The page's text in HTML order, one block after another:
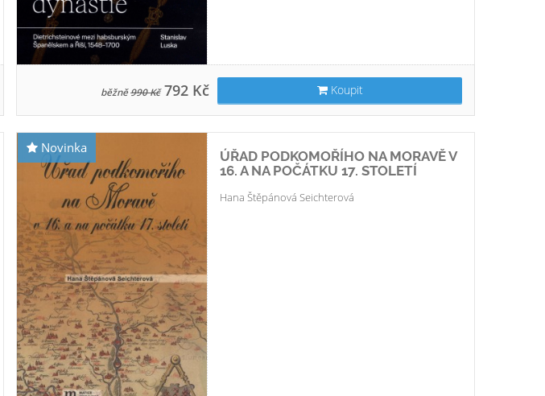
běžně990 Kč 792 Kč Koupit
Novinka
ÚŘAD PODKOMOŘÍHO NA MORAVĚ V
16. A NA POČÁTKU 17. STOLETÍ
Hana Štěpánová Seichterová